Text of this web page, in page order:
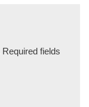
Required fields